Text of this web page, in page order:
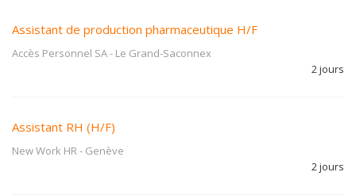
Assistant de production pharmaceutique H/F
Accès Personnel SA- Le Grand-Saconnex
2 jours
Assistant RH (H/F)
New Work HR- Genève
2 jours